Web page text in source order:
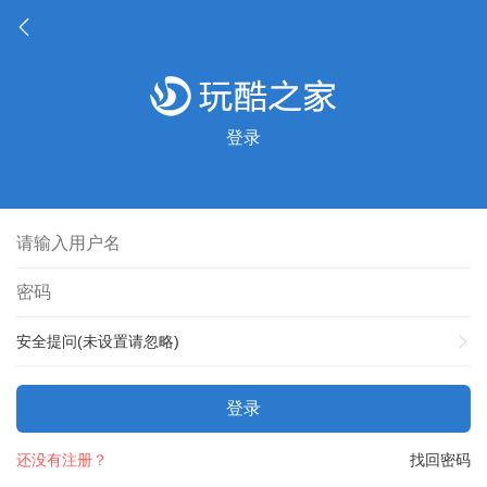
登录
安全提问(未设置请忽略)
登录
找回密码
还没有注册？